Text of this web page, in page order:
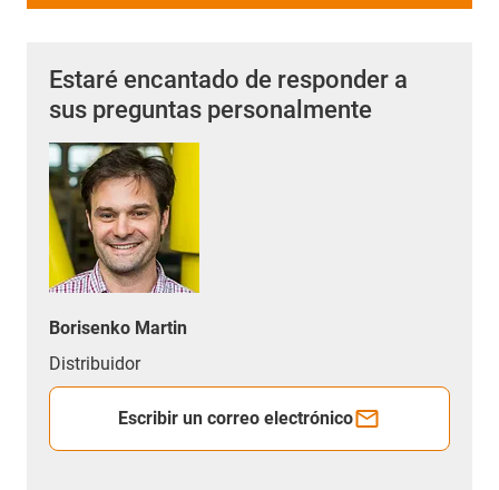
Estaré encantado de responder a
sus preguntas personalmente
Borisenko Martin
Distribuidor
Escribir un correo electrónico